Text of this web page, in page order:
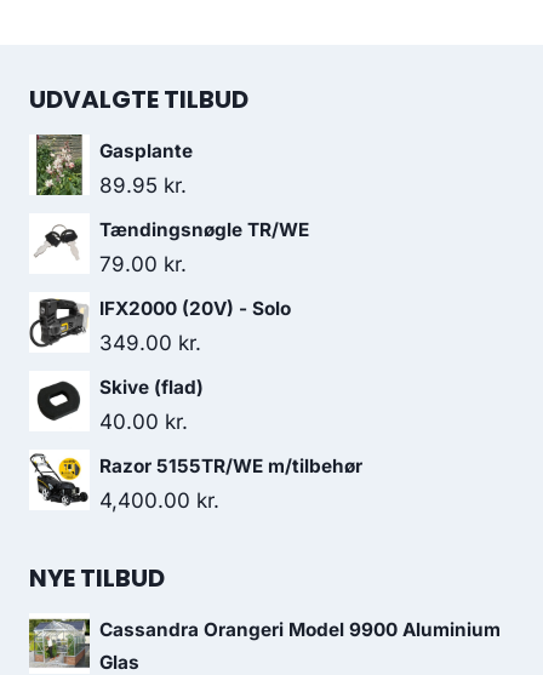
UDVALGTE TILBUD
Gasplante
89.95 kr.
Tændingsnøgle TR/WE
79.00 kr.
IFX2000 (20V) - Solo
349.00 kr.
Skive (flad)
40.00 kr.
Razor 5155TR/WE m/tilbehør
4,400.00 kr.
NYE TILBUD
Cassandra Orangeri Model 9900 Aluminium
Glas